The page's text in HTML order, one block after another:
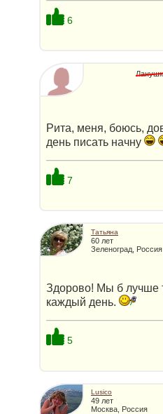
6
Рита, меня, боюсь,
день писать начну
7
Татьяна
60 лет
Зеленоград, Россия
Здорово! Мы б лучше
каждый день.
5
Lusico
49 лет
Москва, Россия